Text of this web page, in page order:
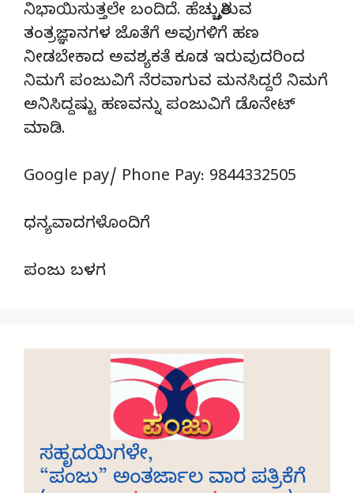
ನಿಭಾಯಿಸುತ್ತಲೇ ಬಂದಿದೆ. ಹೆಚ್ಚುತ್ತಿರುವ
ತಂತ್ರಜ್ಞಾನಗಳ ಜೊತೆಗೆ ಅವುಗಳಿಗೆ ಹಣ
ನೀಡಬೇಕಾದ ಅವಶ್ಯಕತೆ ಕೂಡ ಇರುವುದರಿಂದ
ನಿಮಗೆ ಪಂಜುವಿಗೆ ನೆರವಾಗುವ ಮನಸಿದ್ದರೆ ನಿಮಗೆ
ಅನಿಸಿದ್ದಷ್ಟು ಹಣವನ್ನು ಪಂಜುವಿಗೆ ಡೊನೇಟ್‌
ಮಾಡಿ.
Google pay/ Phone Pay: 9844332505
ಧನ್ಯವಾದಗಳೊಂದಿಗೆ
ಪಂಜು ಬಳಗ